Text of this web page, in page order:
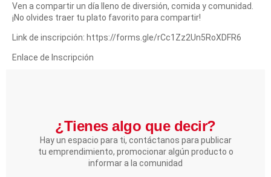
Ven a compartir un día lleno de diversión, comida y comunidad.
¡No olvides traer tu plato favorito para compartir!
Link de inscripción: https://forms.gle/rCc1Zz2Un5RoXDFR6
Enlace de Inscripción
¿Tienes algo que decir?​
Hay un espacio para ti, contáctanos para publicar
tu emprendimiento, promocionar algún producto o
informar a la comunidad